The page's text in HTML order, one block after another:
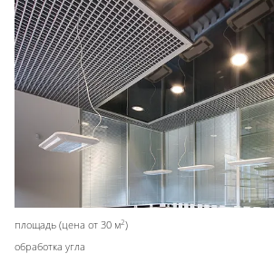
площадь (цена от 30 м2)
обработка угла